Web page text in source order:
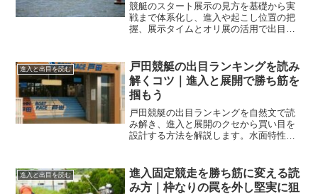
競艇のスタート展示の見方を基礎から実
戦まで体系化し、進入や起こし位置の把
握、展示タイムとオリ展の活用で出目を
進入と出目を読む
戸田競艇の出目ランキングを読み
解くコツ｜進入と展開で勝ち筋を
掴もう
戸田競艇の出目ランキングを自然文で読
み解き、進入と展開のクセから買い目を
設計する方法を解説します。水面特性や
示します。
進入と出目を読む
進入固定競走を勝ち筋に変える読
み方｜枠なりの罠を外し堅実に狙